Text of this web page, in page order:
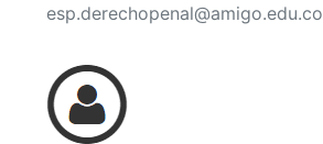
esp.derechopenal@amigo.edu.co